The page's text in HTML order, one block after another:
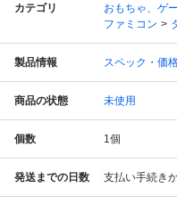
カテゴリ おもちゃ、ゲ
ファミコン
製品情報 スペック・価
商品の状態 未使用
個数 1個
発送までの日数 支払い手続き